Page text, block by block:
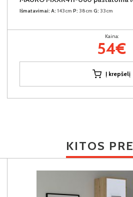
Išmatavimai: A: 143cm P: 38cm G: 33cm
Kaina:
54€
Į krepšelį
KITOS